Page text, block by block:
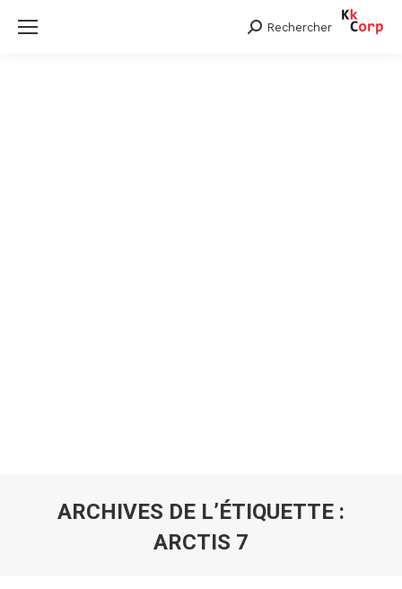
Search:
Rechercher
ARCHIVES DE L’ÉTIQUETTE :
ARCTIS 7